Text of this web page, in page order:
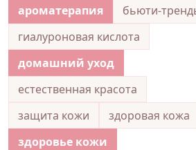
ароматерапия
бьюти-
гиалуроновая кислота
домашний уход
естественная красота
защита кожи
здоровая кожа
здоровье кожи